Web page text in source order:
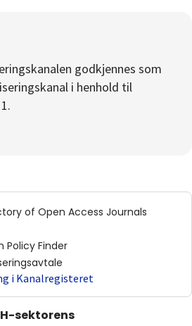
godkjennes som
i henhold til
of Open Access Journals
Policy Finder
i Kanalregisteret
sektorens